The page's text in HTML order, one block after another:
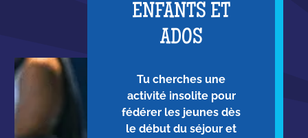
ENFANTS ET
ADOS
Tu cherches une
activité insolite pour
fédérer les jeunes dès
le début du séjour et